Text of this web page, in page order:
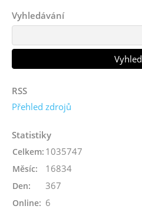
Vyhledávání
RSS
Přehled zdrojů
Statistiky
Online: 6
Celkem: 1035747
Měsíc: 16834
Den: 367